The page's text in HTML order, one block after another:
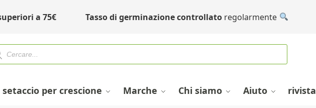
a 75€ Tasso di germinazione controllato regolarmente
setaccio per crescione Marche Chi siamo Aiuto rivista